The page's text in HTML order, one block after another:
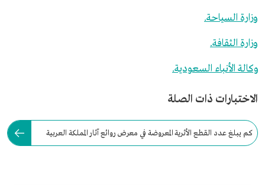
وزارة السياحة.
وزارة الثقافة.
وكالة الأنباء السعودية.
الاختبارات ذات الصلة
كم يبلغ عدد القطع الأثرية المعروضة في معرض روائع آثار المملكة العربية